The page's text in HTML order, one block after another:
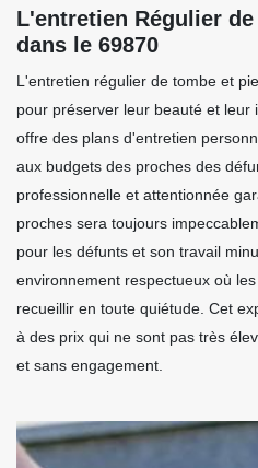
L'entretien Régulier
dans le 69870
L'entretien régulier de tombe et
pour préserver leur beauté et leur
offre des plans d'entretien
aux budgets des proches des
professionnelle et attentionnée
proches sera toujours
pour les défunts et son travail
environnement respectueux où
recueillir en toute quiétude. Cet
à des prix qui ne sont pas très
et sans engagement.